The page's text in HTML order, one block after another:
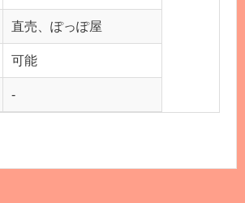
直売、ぽっぽ屋
可能
-